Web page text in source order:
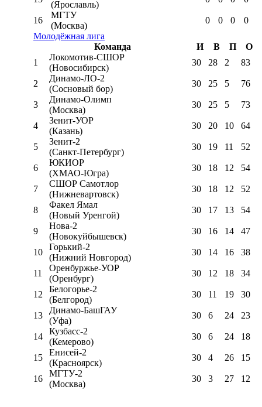
(Ярославль)
16
МГТУ
(Москва)
0 0 0
0
Молодёжная лига
Команда
И В П
О
1
Локомотив-CШОР
(Новосибирск)
30 28 2 83
2
Динамо-ЛО-2
(Сосновый бор)
30 25 5 76
3
Динамо-Олимп
(Москва)
30 25 5 73
4
Зенит-УОР
(Казань)
30 20 10 64
5
Зенит-2
(Санкт-Петербург)
30 19 11 52
6
ЮКИОР
(ХМАО-Югра)
30 18 12 54
7
СШОР Самотлор
(Нижневартовск)
30 18 12 52
8
Факел Ямал
(Новый Уренгой)
30 17 13 54
9
Нова-2
(Новокуйбышевск)
30 16 14 47
10
Горький-2
(Нижний Новгород)
30 14 16 38
11
Оренбуржье-УОР
(Оренбург)
30 12 18 34
12
Белогорье-2
(Белгород)
30 11 19 30
13
Динамо-БашГАУ
(Уфа)
30 6 24 23
14
Кузбасс-2
(Кемерово)
30 6 24 18
15
Енисей-2
(Красноярск)
30 4 26 15
16
МГТУ-2
(Москва)
30 3 27 12